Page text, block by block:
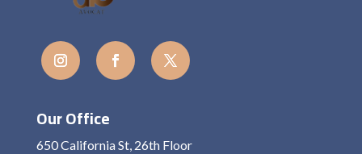
Our Office
650 California St, 26th Floor